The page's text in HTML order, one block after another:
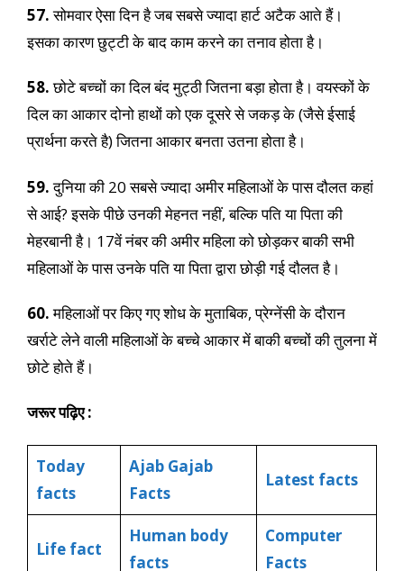
57.सोमवार ऐसा दिन है जब सबसे ज्यादा हार्ट अटैक आते हैं।
इसका कारण छुट्टी के बाद काम करने का तनाव होता है।
58.छोटे बच्चों का दिल बंद मुट्ठी जितना बड़ा होता है। वयस्कों के
दिल का आकार दोनो हाथों को एक दूसरे से जकड़ के (जैसे ईसाई
प्रार्थना करते है) जितना आकार बनता उतना होता है।
59.दुनिया की 20 सबसे ज्यादा अमीर महिलाओं के पास दौलत कहां
से आई? इसके पीछे उनकी मेहनत नहीं, बल्कि पति या पिता की
मेहरबानी है। 17वें नंबर की अमीर महिला को छोड़कर बाकी सभी
महिलाओं के पास उनके पति या पिता द्वारा छोड़ी गई दौलत है।
60.महिलाओं पर किए गए शोध के मुताबिक, प्रेग्नेंसी के दौरान
खर्राटे लेने वाली महिलाओं के बच्चे आकार में बाकी बच्चों की तुलना में
छोटे होते हैं।
जरूर पढ़िए :
Today
facts
Ajab Gajab
Facts
Latest facts
Life fact
Human body
facts
Computer
Facts